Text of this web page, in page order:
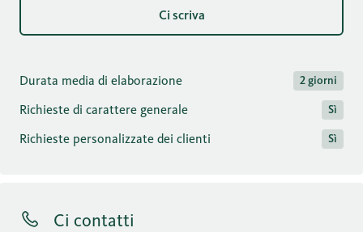
Ci scriva
Durata media di elaborazione 2 giorni
Richieste di carattere generale Sì
Richieste personalizzate dei clienti Sì
Ci contatti